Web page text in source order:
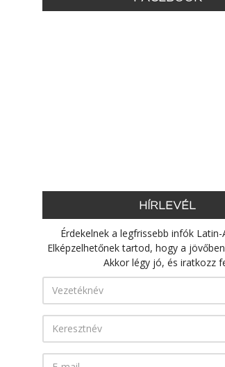
HÍRLEVÉL
Érdekelnek a legfrissebb infók Latin-
Elképzelhetőnek tartod, hogy a
Akkor légy jó, és iratkozz